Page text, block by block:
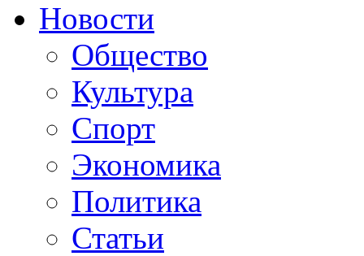
Новости
Общество
Культура
Спорт
Экономика
Политика
Статьи